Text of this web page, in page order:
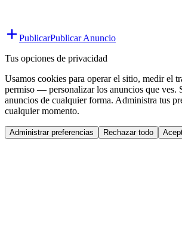
PublicarPublicar Anuncio
Tus opciones de privacidad
Usamos cookies para operar el sitio, medir el
permiso — personalizar los anuncios que ves.
anuncios de cualquier forma. Administra tus
cualquier momento.
Administrar preferencias Rechazar todo